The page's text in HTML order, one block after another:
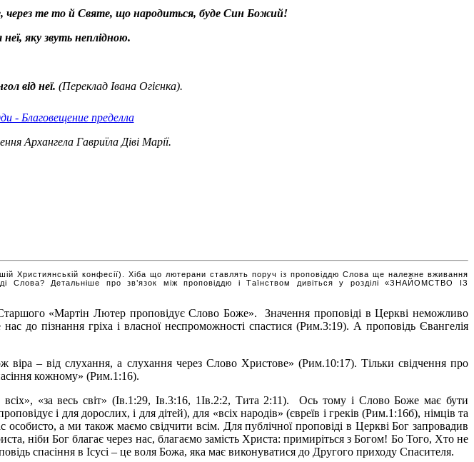
через те то й Святе, що народиться, буде Син Божий!
яку звуть неплідною.
від неї. (Переклад Івана Огієнка).
Архангела Гавриїла Діві Марії.
Християнській конфесії). Хіба що лютерани ставлять поруч із проповіддю Слова ще належне вживання
Слова? Детальніше про зв’язок між проповіддю і Таїнством дивіться у розділі «ЗНАЙОМСТВО ІЗ
«Мартін Лютер проповідує Слово Боже». Значення проповіді в Церкві неможливо
до пізнання гріха і власної неспроможності спастися (Рим.3:19). А проповідь Євангелія
– від слухання, а слухання через Слово Христове» (Рим.10:17). Тільки свідчення про
кожному» (Рим.1:16).
«за весь світ» (Ів.1:29, Ів.3:16, 1Ів.2:2, Тита 2:11). Ось тому і Слово Боже має бути
і для дорослих, і для дітей), для «всіх народів» (євреїв і греків (Рим.1:16б), німців та
а ми також маємо свідчити всім. Для публічної проповіді в Церкві Бог запровадив
ніби Бог благає через нас, благаємо замість Христа: примиріться з Богом! Бо Того, Хто не
спасіння в Ісусі – це воля Божа, яка має виконуватися до Другого приходу Спасителя.